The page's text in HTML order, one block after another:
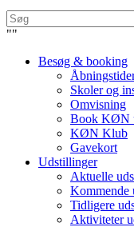
""
Besøg & booking
Skoler og
Omvisning
Book KØN
KØN Klub
Gavekort
Udstillinger
Aktuelle
Kommende
Tidligere
Aktiviteter